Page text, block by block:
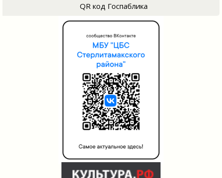
QR код Госпаблика